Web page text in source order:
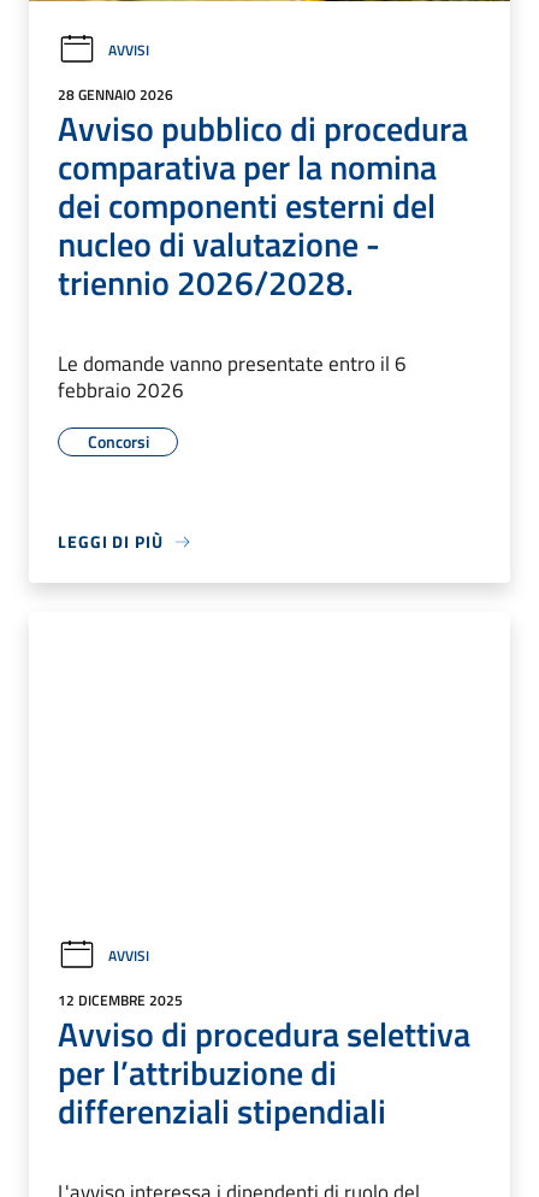
AVVISI
28 GENNAIO 2026
Avviso pubblico di procedura
comparativa per la nomina
dei componenti esterni del
nucleo di valutazione -
triennio 2026/2028.
Le domande vanno presentate entro il 6
febbraio 2026
Concorsi
LEGGI DI PIÙ
AVVISI
12 DICEMBRE 2025
Avviso di procedura selettiva
per l’attribuzione di
differenziali stipendiali